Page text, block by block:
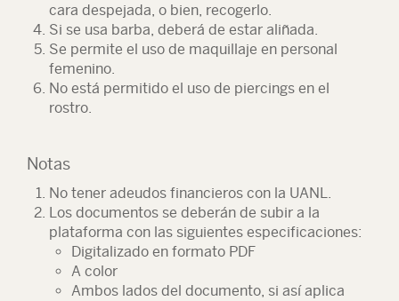
cara despejada, o bien, recogerlo.
Si se usa barba, deberá de estar aliñada.
Se permite el uso de maquillaje en personal
femenino.
No está permitido el uso de piercings en el
rostro.
Notas
No tener adeudos financieros con la UANL.
Los documentos se deberán de subir a la
plataforma con las siguientes especificaciones:
Digitalizado en formato PDF
A color
Ambos lados del documento, si así aplica